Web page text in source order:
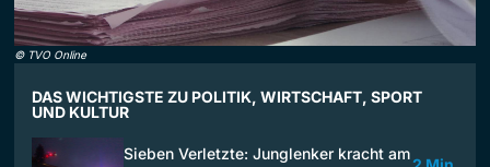
© TVO Online
DAS WICHTIGSTE ZU POLITIK, WIRTSCHAFT, SPORT
UND KULTUR
Sieben Verletzte: Junglenker kracht am